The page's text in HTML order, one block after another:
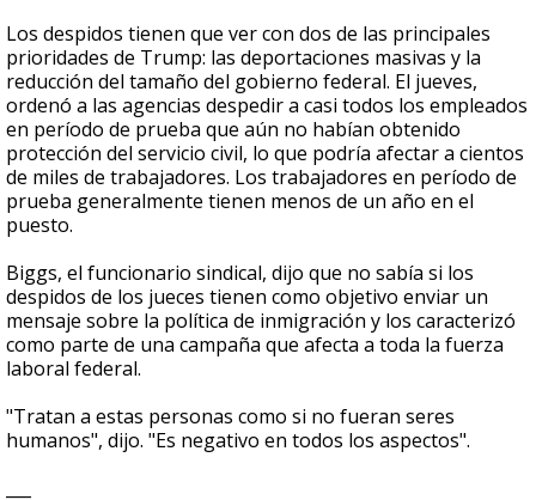
Los despidos tienen que ver con dos de las principales
prioridades de Trump: las deportaciones masivas y la
reducción del tamaño del gobierno federal. El jueves,
ordenó a las agencias despedir a casi todos los empleados
en período de prueba que aún no habían obtenido
protección del servicio civil, lo que podría afectar a cientos
de miles de trabajadores. Los trabajadores en período de
prueba generalmente tienen menos de un año en el
puesto.
Biggs, el funcionario sindical, dijo que no sabía si los
despidos de los jueces tienen como objetivo enviar un
mensaje sobre la política de inmigración y los caracterizó
como parte de una campaña que afecta a toda la fuerza
laboral federal.
"Tratan a estas personas como si no fueran seres
humanos", dijo. "Es negativo en todos los aspectos".